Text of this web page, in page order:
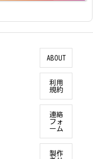
ABOUT
利用
規約
連絡
フォ
ーム
製作